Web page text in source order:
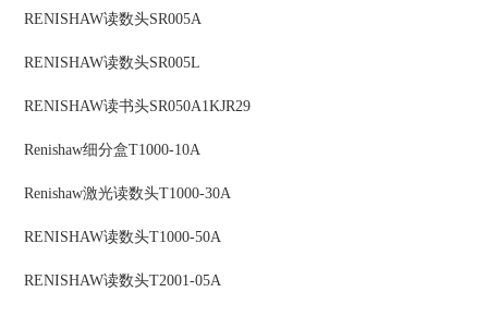
RENISHAW读数头SR005A
RENISHAW读数头SR005L
RENISHAW读书头SR050A1KJR29
Renishaw细分盒T1000-10A
Renishaw激光读数头T1000-30A
RENISHAW读数头T1000-50A
RENISHAW读数头T2001-05A